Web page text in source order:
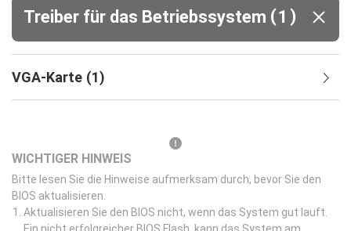
Treiber für das Betriebssystem (1 )
VGA-Karte (1)
WICHTIGER HINWEIS
Bitte lesen Sie die Hinweise aufmerksam durch, bevor Sie den
BIOS aktualisieren.
Aktualisieren Sie den BIOS nicht, wenn das System gut lauft.